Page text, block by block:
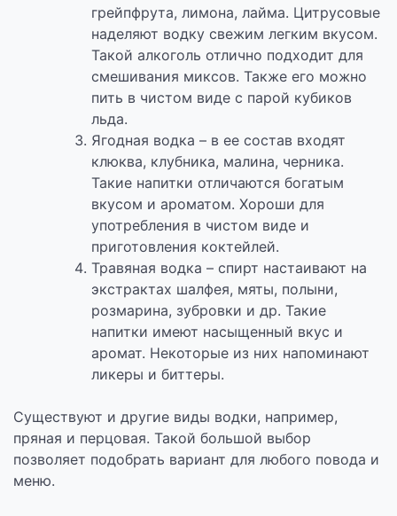
грейпфрута, лимона, лайма. Цитрусовые
наделяют водку свежим легким вкусом.
Такой алкоголь отлично подходит для
смешивания миксов. Также его можно
пить в чистом виде с парой кубиков
льда.
Ягодная водка – в ее состав входят
клюква, клубника, малина, черника.
Такие напитки отличаются богатым
вкусом и ароматом. Хороши для
употребления в чистом виде и
приготовления коктейлей.
Травяная водка – спирт настаивают на
экстрактах шалфея, мяты, полыни,
розмарина, зубровки и др. Такие
напитки имеют насыщенный вкус и
аромат. Некоторые из них напоминают
ликеры и биттеры.
Существуют и другие виды водки, например,
пряная и перцовая. Такой большой выбор
позволяет подобрать вариант для любого повода и
меню.